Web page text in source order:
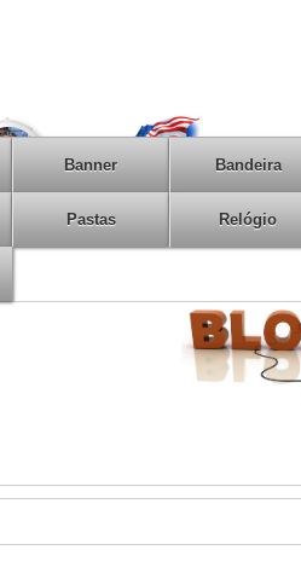
Banner Bandeira
Pastas Relógio